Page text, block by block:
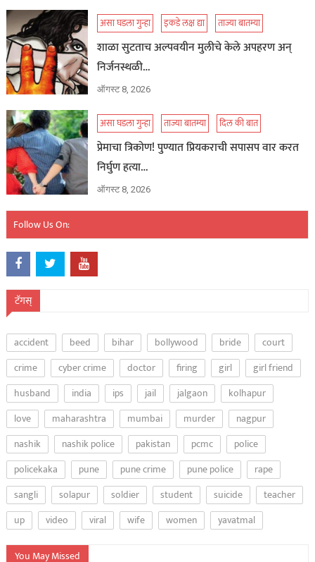
असा घडला गुन्हा इकडे लक्ष द्या ताज्या बातम्या
शाळा सुटताच अल्पवयीन मुलीचे केले अपहरण अन्
निर्जनस्थळी…
ऑगस्ट 8, 2026
असा घडला गुन्हा ताज्या बातम्या दिल की बात
प्रेमाचा त्रिकोण! पुण्यात प्रियकराची सपासप वार करत
निर्घुण हत्या…
ऑगस्ट 8, 2026
Follow Us On:
टॅगस्
accident beed bihar bollywood bride
court
crime
cyber crime doctor firing girl
girl friend
husband
india ips jail jalgaon
kolhapur
love
maharashtra mumbai murder
nagpur
nashik
nashik police pakistan pcmc
police
policekaka
pune pune crime pune police
rape
sangli
solapur soldier student suicide
teacher
up
video viral wife women yavatmal
You May Missed